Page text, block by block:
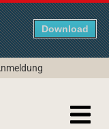
Download